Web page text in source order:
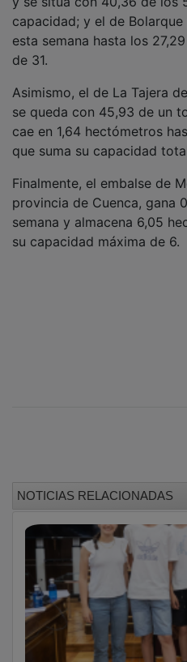
capacidad; y el de Bolarque
esta semana hasta los
de 31.
se queda con 45,93 de un
cae en 1,64 hectómetros
que suma su capacidad
provincia de Cuenca, gana
semana y almacena 6,05
su capacidad máxima de 6.